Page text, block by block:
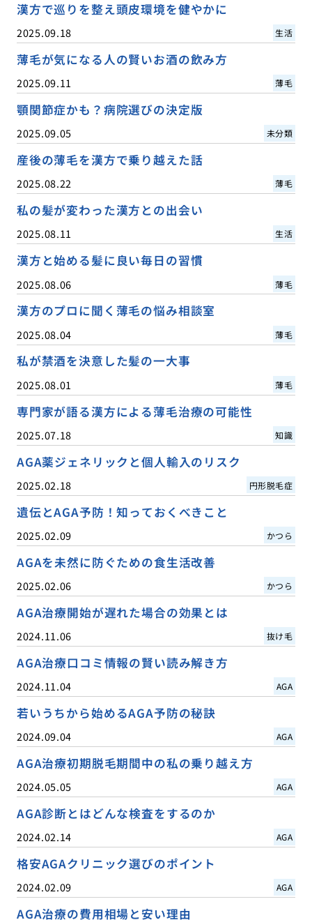
漢方で巡りを整え頭皮環境を健やかに
2025.09.18 生活
薄毛が気になる人の賢いお酒の飲み方
2025.09.11 薄毛
顎関節症かも？病院選びの決定版
2025.09.05 未分類
産後の薄毛を漢方で乗り越えた話
2025.08.22 薄毛
私の髪が変わった漢方との出会い
2025.08.11 生活
漢方と始める髪に良い毎日の習慣
2025.08.06 薄毛
漢方のプロに聞く薄毛の悩み相談室
2025.08.04 薄毛
私が禁酒を決意した髪の一大事
2025.08.01 薄毛
専門家が語る漢方による薄毛治療の可能性
2025.07.18 知識
AGA薬ジェネリックと個人輸入のリスク
2025.02.18 円形脱毛症
遺伝とAGA予防！知っておくべきこと
2025.02.09 かつら
AGAを未然に防ぐための食生活改善
2025.02.06 かつら
AGA治療開始が遅れた場合の効果とは
2024.11.06 抜け毛
AGA治療口コミ情報の賢い読み解き方
2024.11.04 AGA
若いうちから始めるAGA予防の秘訣
2024.09.04 AGA
AGA治療初期脱毛期間中の私の乗り越え方
2024.05.05 AGA
AGA診断とはどんな検査をするのか
2024.02.14 AGA
格安AGAクリニック選びのポイント
2024.02.09 AGA
AGA治療の費用相場と安い理由